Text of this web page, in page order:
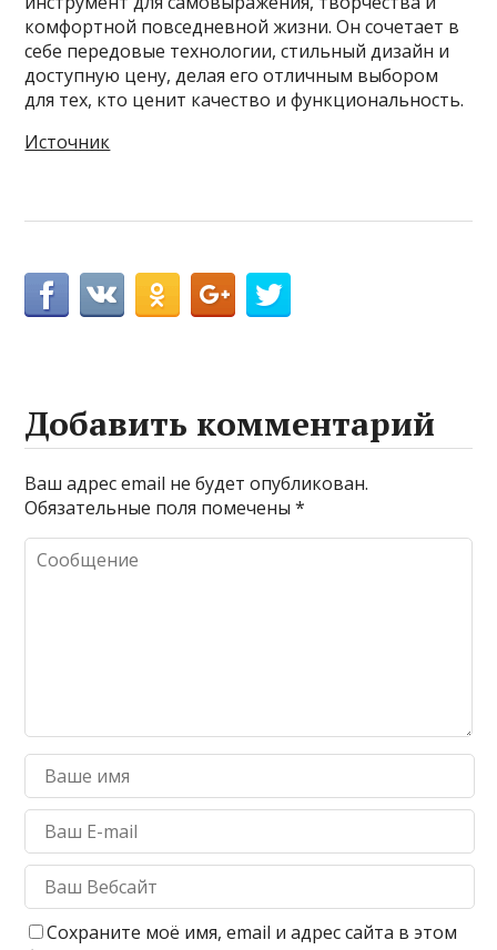
комфортной повседневной жизни. Он сочетает в
себе передовые технологии, стильный дизайн и
доступную цену, делая его отличным выбором
для тех, кто ценит качество и функциональность.
Источник
Добавить комментарий
Ваш адрес email не будет опубликован.
Обязательные поля помечены*
Сохраните моё имя, email и адрес сайта в этом